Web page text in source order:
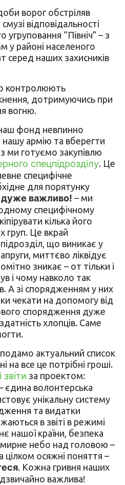
ворог обстріляв
відповідальності
“Північ” – з
у районі населеного
серед наших захисників
контролюють
дотримуючись при
вогню.
наш фонд невпинно
армію та вберегти
ми готуємо закупівлю
спецпідрозділу. Це
специфічне
для порятунку
дуже важливо! – ми
специфічному
кілька його
груп. Це вкрай
що виникає у
миттєво ліквідує
зникає – от тільки і
і чому навколо так
А зі спорядженням у них
чекати на допомогу від
спорядження дуже
хлопців. Саме
актуальний список
на все це потрібні гроші.
за проектом:
єдина волонтерська
унікальну систему
та видатки
в звіті в режимі
нашої країни, безпека
мирне небо над головою –
цілком осяжні поняття –
. Кожна гривня наших
важлива!